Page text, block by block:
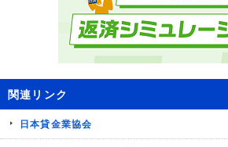
関連リンク
日本貸金業協会